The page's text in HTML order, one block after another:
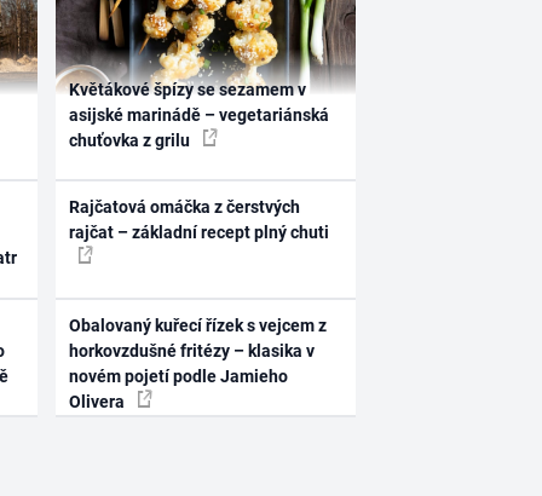
Květákové špízy se sezamem v
asijské marinádě – vegetariánská
chuťovka z grilu
Rajčatová omáčka z čerstvých
rajčat – základní recept plný chuti
Obalovaný kuřecí řízek s vejcem z
horkovzdušné fritézy – klasika v
novém pojetí podle Jamieho
Olivera